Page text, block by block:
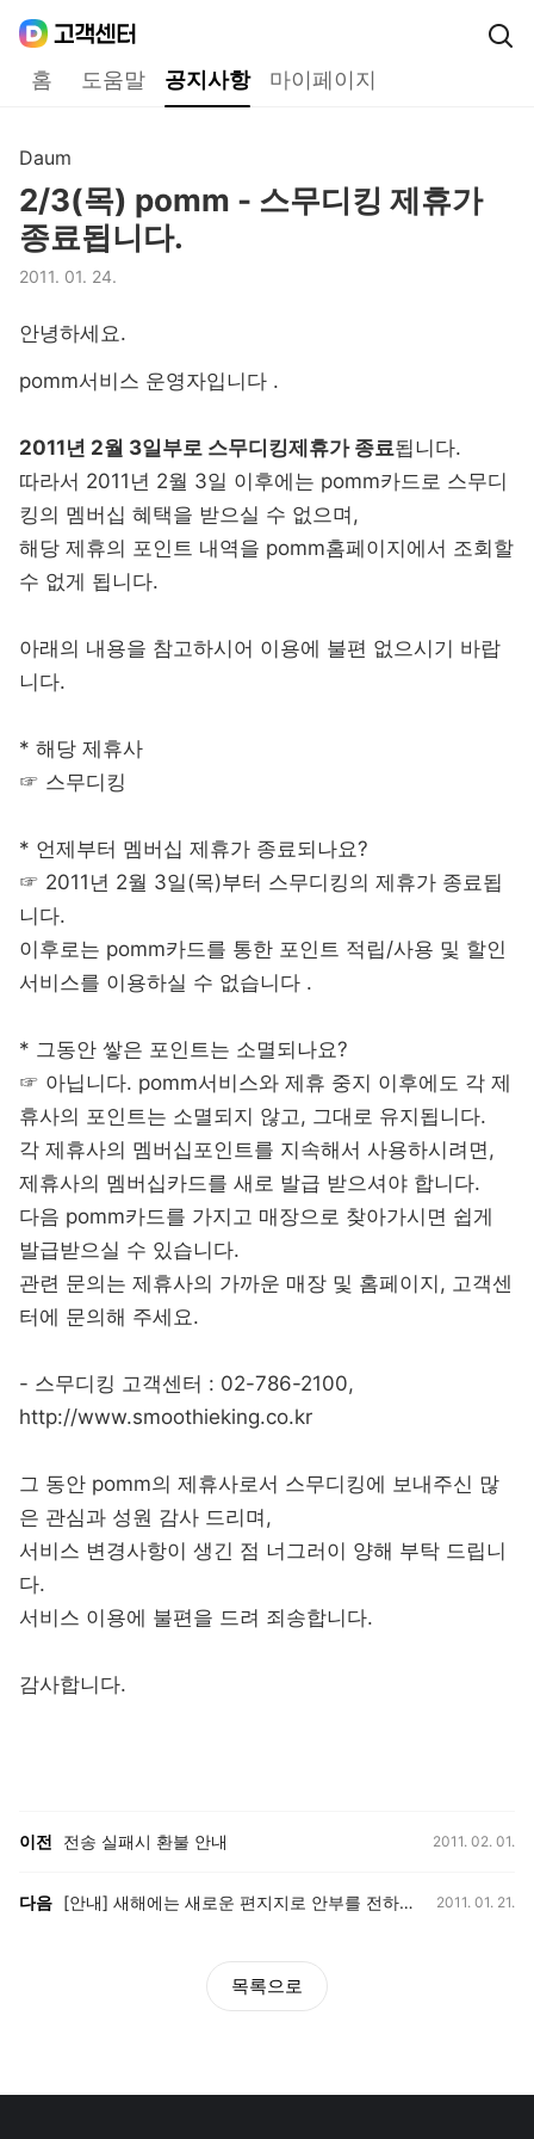
홈 도움말 공지사항 마이페이지
Daum
2/3(목) pomm - 스무디킹 제휴가
종료됩니다.
2011. 01. 24.
안녕하세요.
pomm서비스 운영자입니다 .
2011년 2월 3일부로 스무디킹제휴가 종료됩니다.
따라서 2011년 2월 3일 이후에는 pomm카드로 스무디
킹의 멤버십 혜택을 받으실 수 없으며,
해당 제휴의 포인트 내역을 pomm홈페이지에서 조회할
수 없게 됩니다.
아래의 내용을 참고하시어 이용에 불편 없으시기 바랍
니다.
* 해당 제휴사
☞ 스무디킹
* 언제부터 멤버십 제휴가 종료되나요?
☞ 2011년 2월 3일(목)부터 스무디킹의 제휴가 종료됩
니다.
이후로는 pomm카드를 통한 포인트 적립/사용 및 할인
서비스를 이용하실 수 없습니다 .
* 그동안 쌓은 포인트는 소멸되나요?
☞ 아닙니다. pomm서비스와 제휴 중지 이후에도 각 제
휴사의 포인트는 소멸되지 않고, 그대로 유지됩니다.
각 제휴사의 멤버십포인트를 지속해서 사용하시려면,
제휴사의 멤버십카드를 새로 발급 받으셔야 합니다.
다음 pomm카드를 가지고 매장으로 찾아가시면 쉽게
발급받으실 수 있습니다.
관련 문의는 제휴사의 가까운 매장 및 홈페이지, 고객센
터에 문의해 주세요.
- 스무디킹 고객센터 : 02-786-2100,
http://www.smoothieking.co.kr
그 동안 pomm의 제휴사로서 스무디킹에 보내주신 많
은 관심과 성원 감사 드리며,
서비스 변경사항이 생긴 점 너그러이 양해 부탁 드립니
다.
서비스 이용에 불편을 드려 죄송합니다.
감사합니다.
이전 전송 실패시 환불 안내 2011. 02. 01.
다음 [안내] 새해에는 새로운 편지지로 안부를 전하세요! 2011. 01. 21.
목록으로